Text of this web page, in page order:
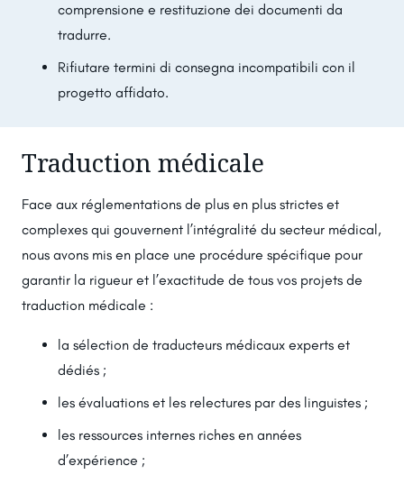
comprensione e restituzione dei documenti da
tradurre.
Rifiutare termini di consegna incompatibili con il
progetto affidato.
Traduction médicale
Face aux réglementations de plus en plus strictes et
complexes qui gouvernent l’intégralité du secteur médical,
nous avons mis en place une procédure spécifique pour
garantir la rigueur et l’exactitude de tous vos projets de
traduction médicale :
la sélection de traducteurs médicaux experts et
dédiés ;
les évaluations et les relectures par des linguistes ;
les ressources internes riches en années
d’expérience ;